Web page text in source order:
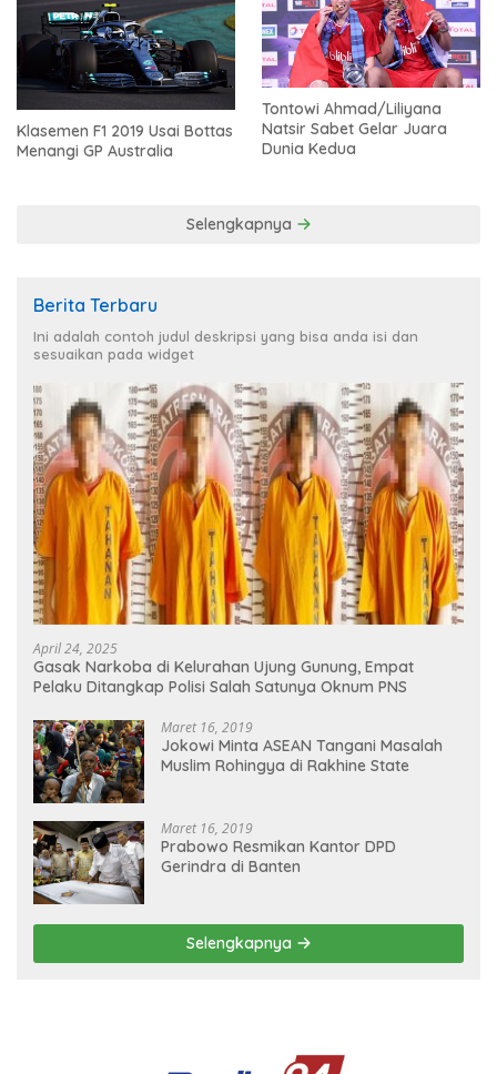
Klasemen F1 2019 Usai Bottas
Menangi GP Australia
Tontowi Ahmad/Liliyana
Natsir Sabet Gelar Juara
Dunia Kedua
Selengkapnya
Berita Terbaru
Ini adalah contoh judul deskripsi yang bisa anda isi dan
sesuaikan pada widget
April 24, 2025
Gasak Narkoba di Kelurahan Ujung Gunung, Empat
Pelaku Ditangkap Polisi Salah Satunya Oknum PNS
Maret 16, 2019
Jokowi Minta ASEAN Tangani Masalah
Muslim Rohingya di Rakhine State
Maret 16, 2019
Prabowo Resmikan Kantor DPD
Gerindra di Banten
Selengkapnya